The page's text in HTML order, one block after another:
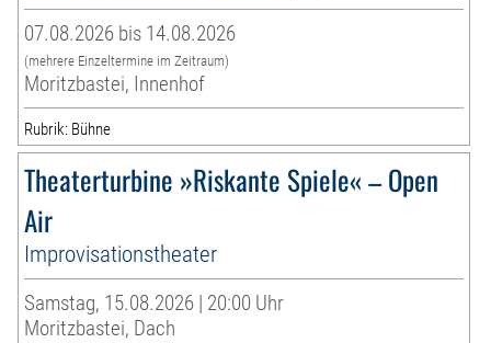
07.08.2026 bis 14.08.2026
(mehrere Einzeltermine im Zeitraum)
Moritzbastei, Innenhof
Rubrik: Bühne
Theaterturbine »Riskante Spiele« – Open
Air
Improvisationstheater
Samstag, 15.08.2026 | 20:00 Uhr
Moritzbastei, Dach